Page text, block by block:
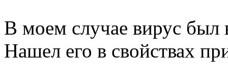
В моем случае вирус
Нашел его в свойствах